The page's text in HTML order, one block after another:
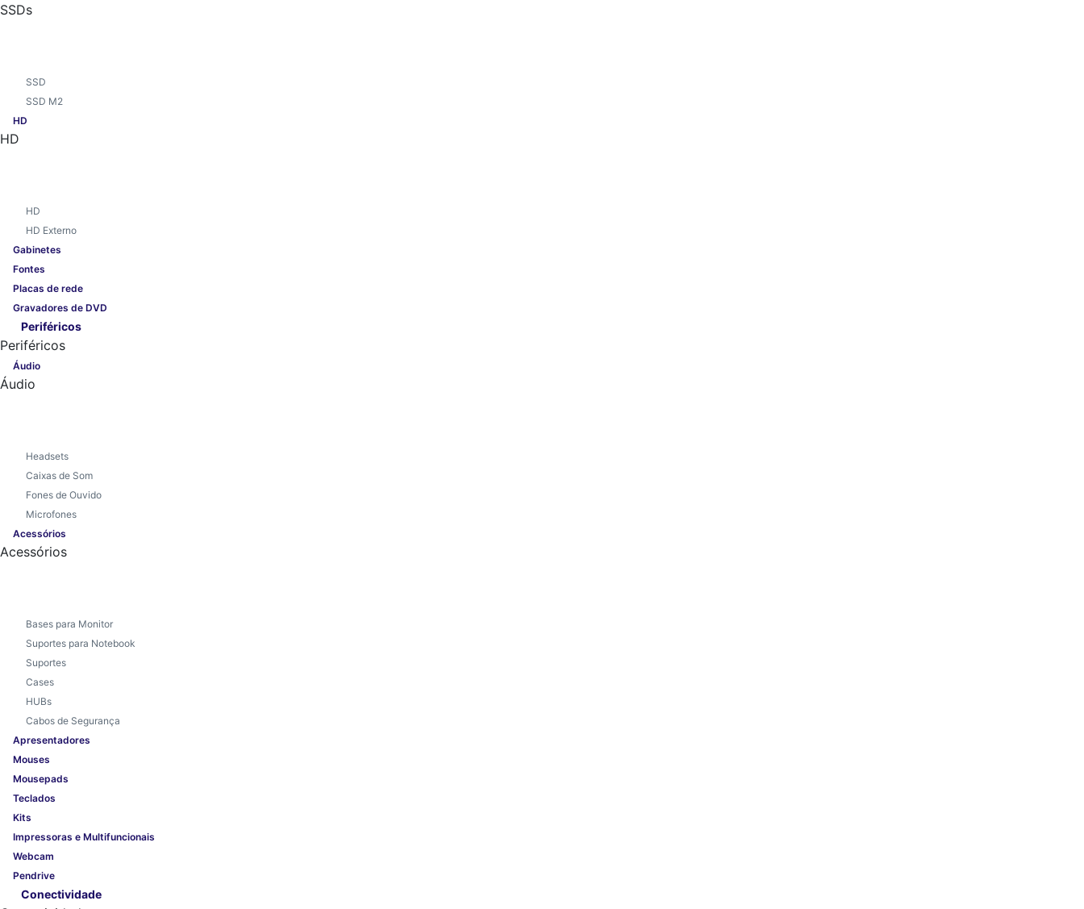
SSDs
SSD
SSD M2
HD
HD
HD
HD Externo
Gabinetes
Fontes
Placas de rede
Gravadores de DVD
Periféricos
Periféricos
Áudio
Áudio
Headsets
Caixas de Som
Fones de Ouvido
Microfones
Acessórios
Acessórios
Bases para Monitor
Suportes para Notebook
Suportes
Cases
HUBs
Cabos de Segurança
Apresentadores
Mouses
Mousepads
Teclados
Kits
Impressoras e Multifuncionais
Webcam
Pendrive
Conectividade